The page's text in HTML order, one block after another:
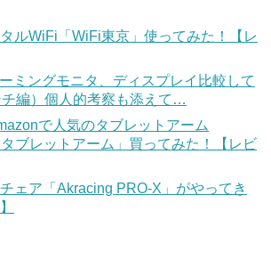
ルWiFi「WiFi東京」使ってみた！【レ
ミングモニタ、ディスプレイ比較して
編）個人的考察も添えて…
で人気のタブレットアーム
タブレットアーム」買ってみた！【レビ
ェア「Akracing PRO-X」がやってき